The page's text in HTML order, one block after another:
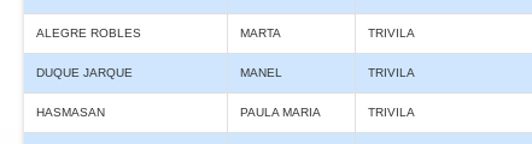
ALEGRE ROBLES MARTA TRIVILA
DUQUE JARQUE MANEL TRIVILA
HASMASAN PAULA MARIA TRIVILA